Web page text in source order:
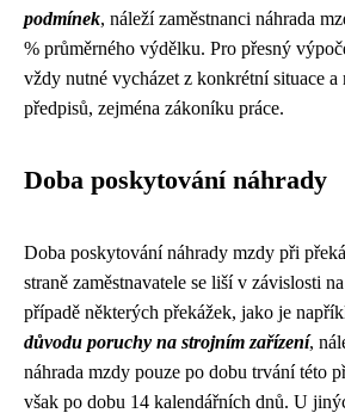
podmínek, náleží zaměstnanci náhrada
% průměrného výdělku. Pro přesný
vždy nutné vycházet z konkrétní situace
předpisů, zejména zákoníku práce.
Doba poskytování náhrady
Doba poskytování náhrady mzdy při
straně zaměstnavatele se liší v závislosti
případě některých překážek, jako je
důvodu poruchy na strojním zařízení,
náhrada mzdy pouze po dobu trvání této
však po dobu 14 kalendářních dnů. U